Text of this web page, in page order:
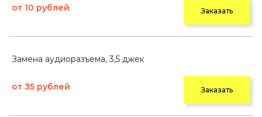
от 10 рублей Заказать
Замена аудиоразъема, 3,5 джек
от 35 рублей Заказать